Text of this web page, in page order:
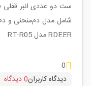
شامل مدل دم‌منحنی و
RDEER مدل RT-R05
0
دیدگاه کاربران0 دیدگاه